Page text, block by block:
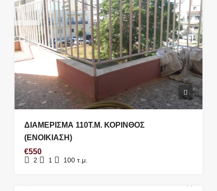
ΔΙΑΜΕΡΙΣΜΑ 110Τ.Μ. ΚΟΡΙΝΘΟΣ
(ΕΝΟΙΚΙΑΣΗ)
€550
2 1 100 τ.μ.